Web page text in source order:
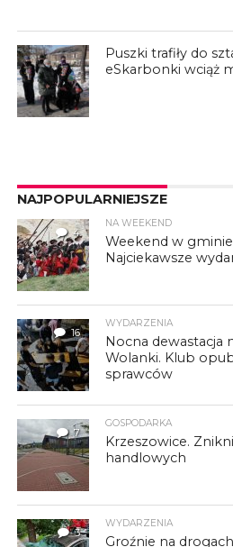
Puszki trafiły do
eSkarbonki wciąż
NAJPOPULARNIEJSZE
4
NA WEEKEND
Weekend w
Najciekawsze
16
WYDARZENIA
Nocna dewastacja
Wolanki. Klub
sprawców
7
GOSPODARKA
Krzeszowice.
handlowych
3
WYDARZENIA
Groźnie na